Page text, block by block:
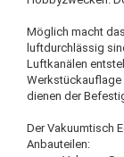
Möglich macht
luftdurchlässig
Luftkanälen
Werkstückauflage
dienen der
Der Vakuumtisch
Anbauteilen: